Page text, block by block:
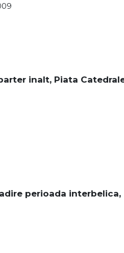
inalt, Piata
perioada interbelica,